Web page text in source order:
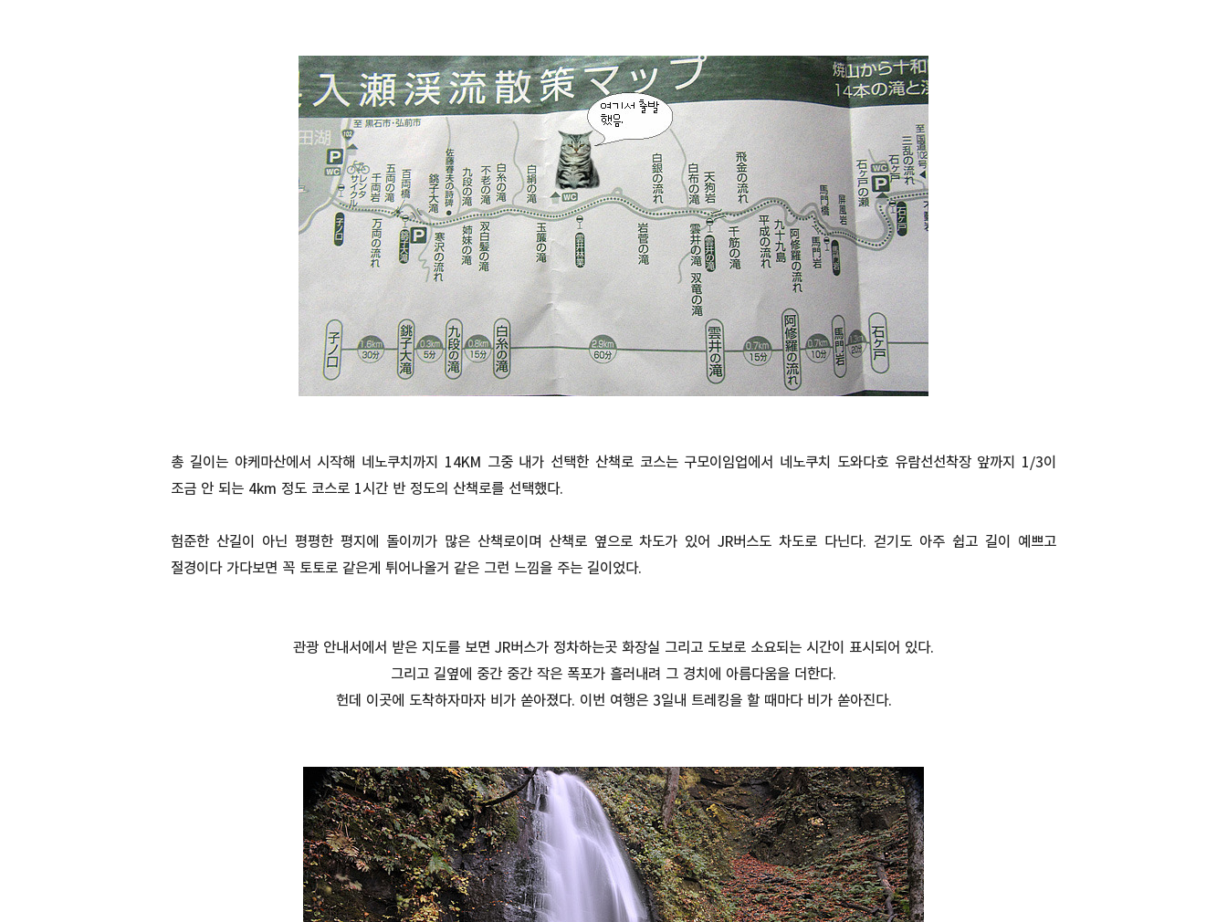
총 길이는 야케마산에서 시작해 네노쿠치까지 14KM 그중 내가 선택한 산책로 코스는 구모이임업에서 네노쿠치 도와다호 유람선선착장 앞까지 1/3이
조금 안 되는 4km 정도 코스로 1시간 반 정도의 산책로를 선택했다.
험준한 산길이 아닌 평평한 평지에 돌이끼가 많은 산책로이며 산책로 옆으로 차도가 있어 JR버스도 차도로 다닌다. 걷기도 아주 쉽고 길이 예쁘고
절경이다 가다보면 꼭 토토로 같은게 튀어나올거 같은 그런 느낌을 주는 길이었다.
관광 안내서에서 받은 지도를 보면 JR버스가 정차하는곳 화장실 그리고 도보로 소요되는 시간이 표시되어 있다.
그리고 길옆에 중간 중간 작은 폭포가 흘러내려 그 경치에 아름다움을 더한다.
헌데 이곳에 도착하자마자 비가 쏟아졌다. 이번 여행은 3일내 트레킹을 할 때마다 비가 쏟아진다.